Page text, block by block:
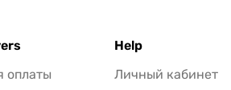
оплаты
Help
Личный кабинет